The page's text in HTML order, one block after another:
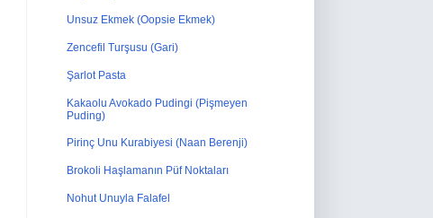
Unsuz Ekmek (Oopsie Ekmek)
Zencefil Turşusu (Gari)
Şarlot Pasta
Kakaolu Avokado Pudingi (Pişmeyen
Puding)
Pirinç Unu Kurabiyesi (Naan Berenji)
Brokoli Haşlamanın Püf Noktaları
Nohut Unuyla Falafel